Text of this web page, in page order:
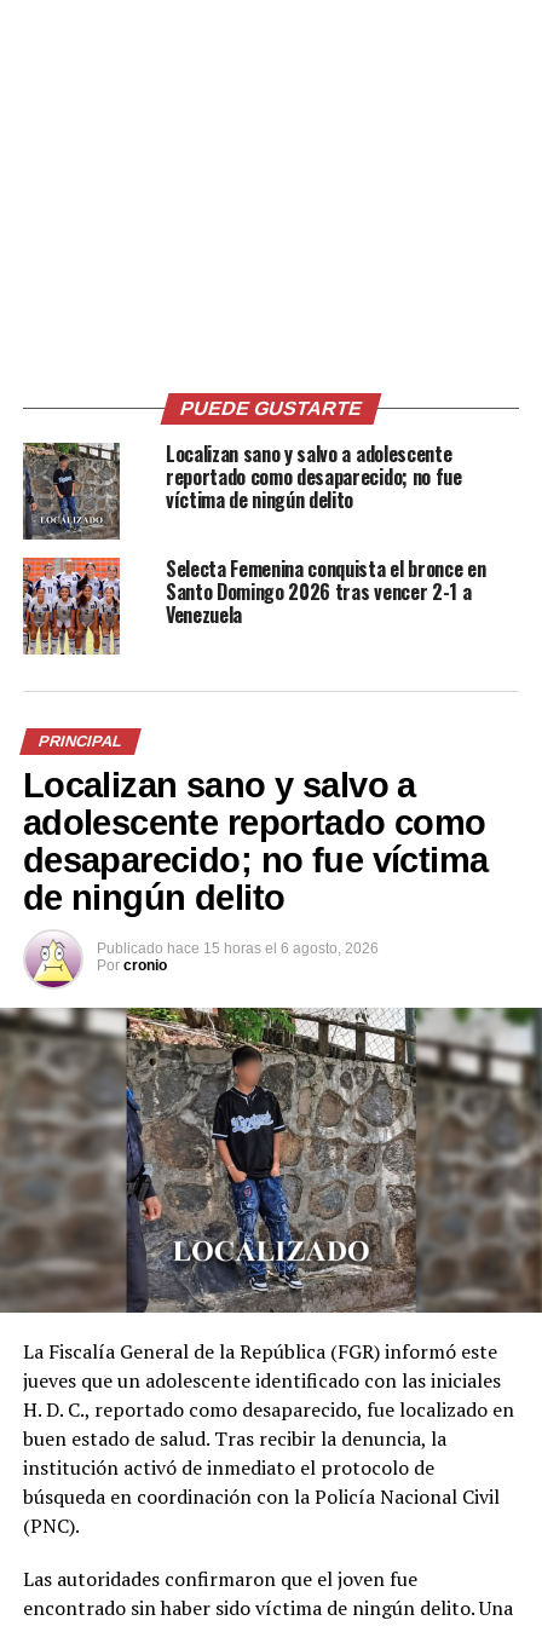
Facebook
Me gusta esto:
Relacionado
Clausuran bar clandestino
denunciado por el
embajador de Francia en el
país
11 octubre, 2018
En «Sucesos»
Negocios de Zona Rosa y de
por no tener los respectivos
19 octubre, 2019
En «Nacionales»
TODO LISTO: Alcalde de San
Salvador autoriza toma de
posesión de Nayib Bukele en
la Plaza Gerardo Barrios
3 mayo, 2019
RELATED TOPICS:
ALCALDÍA
ALCALDÍA SAN SALVADOR ESTE
CAM
COMUNIDADES
CONTAMINACIÓN ACÚSTICA
CONTAMINACIÓN SONORA
CONVIVENCIA CIUDADANA
DECIBELES
DENUNCIAS
ESTABLECIMIENTOS
FACEBOOK
ORDENANZAS MUNICIPALES
RUIDO
SAN SALVADOR ESTE
UP NEXT
PUEDE GUSTARTE
Localizan sano y salvo a adolescente
reportado como desaparecido; no fue
víctima de ningún delito
Selecta Femenina conquista el bronce en
Santo Domingo 2026 tras vencer 2-1 a
Venezuela
PRINCIPAL
Localizan sano y salvo a
adolescente reportado como
desaparecido; no fue víctima
de ningún delito
Publicado hace 15 horas el 6 agosto, 2026
Por cronio
La Fiscalía General de la República (FGR) informó este
jueves que un adolescente identificado con las iniciales
H. D. C., reportado como desaparecido, fue localizado en
buen estado de salud. Tras recibir la denuncia, la
institución activó de inmediato el protocolo de
búsqueda en coordinación con la Policía Nacional Civil
(PNC).
Las autoridades confirmaron que el joven fue
encontrado sin haber sido víctima de ningún delito. Una